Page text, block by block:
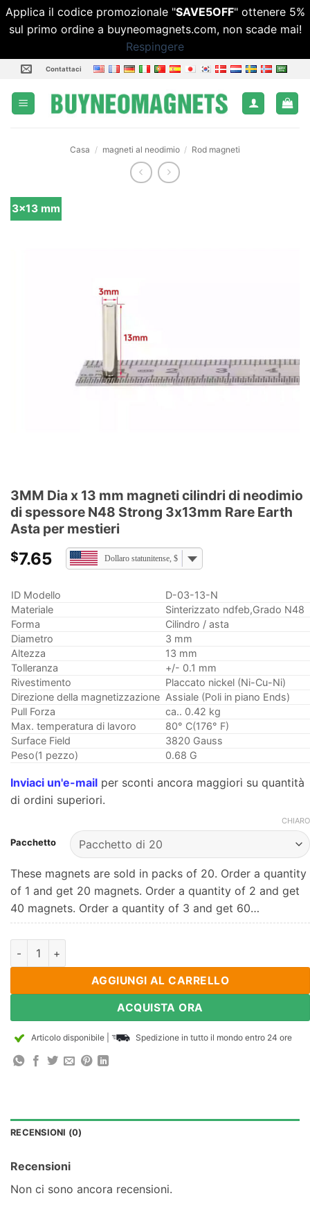
Applica il codice promozionale "SAVE5OFF" ottenere 5%
sul primo ordine a buyneomagnets.com, non scade mai!
Respingere
Salta
contenuti
Contattaci
Casa / magneti al neodimio / Rod magneti
3x13 mm
3MM Dia x 13 mm magneti cilindri di neodimio
di spessore N48 Strong 3x13mm Rare Earth
Asta per mestieri
$7.65 Dollaro statunitense, $
ID Modello
D-03-13-N
Materiale
Sinterizzato ndfeb,Grado N48
Forma
Cilindro / asta
Diametro
3 mm
Altezza
13 mm
Tolleranza
+/- 0.1 mm
Rivestimento
Placcato nickel (Ni-Cu-Ni)
Direzione della magnetizzazione Assiale (Poli in piano Ends)
Pull Forza
ca.. 0.42 kg
Max. temperatura di lavoro
80° C(176° F)
Surface Field
3820 Gauss
Peso(1 pezzo)
0.68 G
Inviaci un'e-mail per sconti ancora maggiori su quantità
di ordini superiori.
Pacchetto
CHIARO
These magnets are sold in packs of 20. Order a quantity
of 1 and get 20 magnets. Order a quantity of 2 and get
40 magnets. Order a quantity of 3 and get 60…
3MM Dia x 13 mm magneti cilindri di neodimio di spessore
AGGIUNGI AL CARRELLO
ACQUISTA ORA
Articolo disponibile Spedizione in tutto il mondo entro 24 ore
RECENSIONI (0)
Recensioni
Non ci sono ancora recensioni.